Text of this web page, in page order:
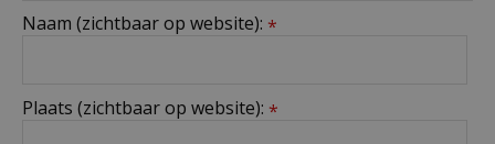
Naam (zichtbaar op website): *
Plaats (zichtbaar op website): *